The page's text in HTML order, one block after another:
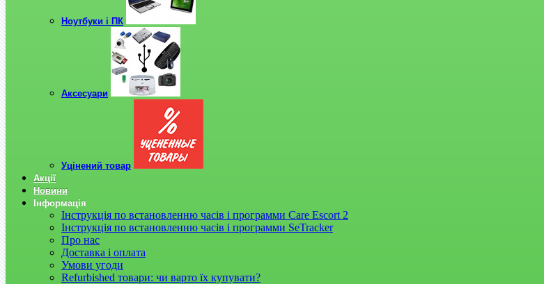
Ноутбуки і ПК
Аксесуари
Уцінений товар
Акції
Новини
Інформація
Інструкція по встановленню часів і программи Care Escort 2
Інструкція по встановленню часів і программи SeTracker
Про нас
Доставка і оплата
Умови угоди
Refurbished товари: чи варто їх купувати?